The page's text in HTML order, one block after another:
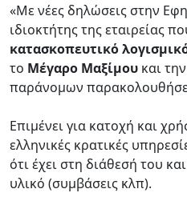
«Με νέες δηλώσεις στην
ιδιοκτήτης της εταιρείας
κατασκοπευτικό
το Μέγαρο Μαξίμου και την
παράνομων
Επιμένει για κατοχή και
ελληνικές κρατικές
ότι έχει στη διάθεσή του
υλικό (συμβάσεις κλπ).